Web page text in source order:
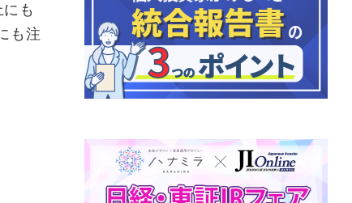
も
も注